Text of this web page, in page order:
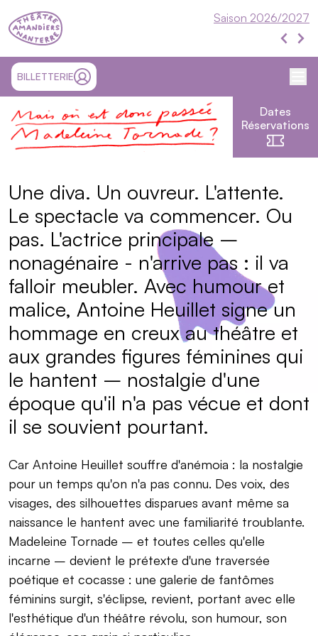
Théâtre Nanterre-Amandiers
Saison 2026/2027
BILLETTERIESITE EXTÉRIEUR ET OUVRE UN NOUVEL ONGLET
MON COMPTE
Mais où est donc passée
Dates
Réservations
Présentation
Une diva. Un ouvreur. L'attente.
Le spectacle va commencer. Ou
pas. L'actrice principale –
nonagénaire - n'arrive pas : il va
falloir meubler. Avec humour et
malice, Antoine Heuillet signe un
hommage en creux au théâtre et
aux grandes figures féminines qui
le hantent – nostalgie d'une
époque qu'il n'a pas vécue et dont
il se souvient pourtant.
Car Antoine Heuillet souffre d'anémoia : la nostalgie
pour un temps qu'on n'a pas connu. Des voix, des
visages, des silhouettes disparues avant même sa
naissance le hantent avec une familiarité troublante.
Madeleine Tornade – et toutes celles qu'elle
incarne – devient le prétexte d'une traversée
poétique et cocasse : une galerie de fantômes
féminins surgit, s'éclipse, revient, portant avec elle
l'esthétique d'un théâtre révolu, son humour, son